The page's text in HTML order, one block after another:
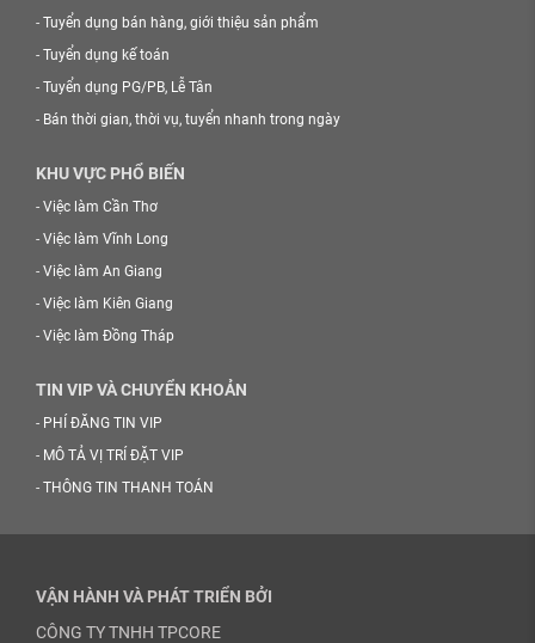
- Tuyển dụng bán hàng, giới thiệu sản phẩm
- Tuyển dụng kế toán
- Tuyển dụng PG/PB, Lễ Tân
- Bán thời gian, thời vụ, tuyển nhanh trong ngày
KHU VỰC PHỔ BIẾN
- Việc làm Cần Thơ
- Việc làm Vĩnh Long
- Việc làm An Giang
- Việc làm Kiên Giang
- Việc làm Đồng Tháp
TIN VIP VÀ CHUYỂN KHOẢN
- PHÍ ĐĂNG TIN VIP
- MÔ TẢ VỊ TRÍ ĐẶT VIP
- THÔNG TIN THANH TOÁN
VẬN HÀNH VÀ PHÁT TRIỂN BỞI
CÔNG TY TNHH TPCORE